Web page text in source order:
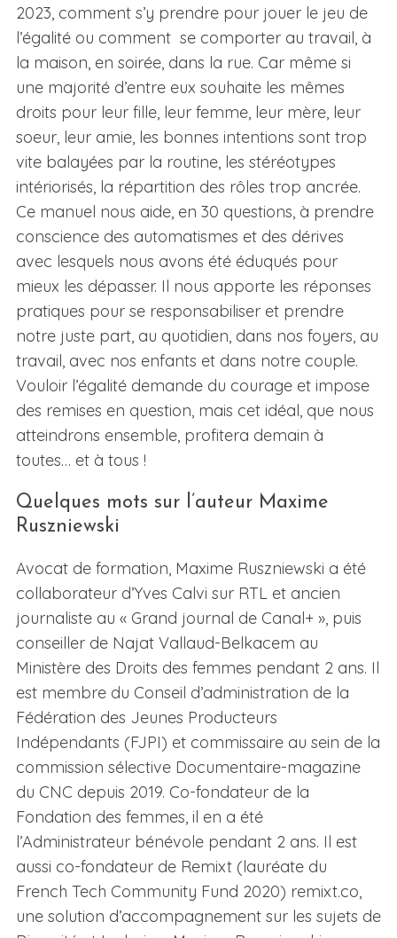
2023, comment s’y prendre pour jouer le jeu de
l’égalité ou comment se comporter au travail, à
la maison, en soirée, dans la rue. Car même si
une majorité d’entre eux souhaite les mêmes
droits pour leur fille, leur femme, leur mère, leur
soeur, leur amie, les bonnes intentions sont trop
vite balayées par la routine, les stéréotypes
intériorisés, la répartition des rôles trop ancrée.
Ce manuel nous aide, en 30 questions, à prendre
conscience des automatismes et des dérives
avec lesquels nous avons été éduqués pour
mieux les dépasser. Il nous apporte les réponses
pratiques pour se responsabiliser et prendre
notre juste part, au quotidien, dans nos foyers, au
travail, avec nos enfants et dans notre couple.
Vouloir l’égalité demande du courage et impose
des remises en question, mais cet idéal, que nous
atteindrons ensemble, profitera demain à
toutes… et à tous !
Quelques mots sur l’auteur Maxime
Ruszniewski
Avocat de formation, Maxime Ruszniewski a été
collaborateur d’Yves Calvi sur RTL et ancien
journaliste au « Grand journal de Canal+ », puis
conseiller de Najat Vallaud-Belkacem au
Ministère des Droits des femmes pendant 2 ans. Il
est membre du Conseil d’administration de la
Fédération des Jeunes Producteurs
Indépendants (FJPI) et commissaire au sein de la
commission sélective Documentaire-magazine
du CNC depuis 2019. Co-fondateur de la
Fondation des femmes, il en a été
l’Administrateur bénévole pendant 2 ans. Il est
aussi co-fondateur de Remixt (lauréate du
French Tech Community Fund 2020) remixt.co,
une solution d’accompagnement sur les sujets de